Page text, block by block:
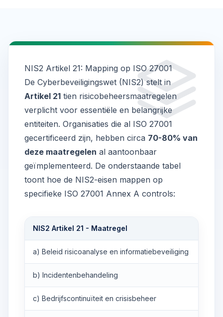
NIS2 Artikel 21: Mapping op ISO 27001
De Cyberbeveiligingswet (NIS2) stelt in
Artikel 21 tien risicobeheersmaatregelen
verplicht voor essentiële en belangrijke
entiteiten. Organisaties die al ISO 27001
gecertificeerd zijn, hebben circa 70-80% van
deze maatregelen al aantoonbaar
geïmplementeerd. De onderstaande tabel
toont hoe de NIS2-eisen mappen op
specifieke ISO 27001 Annex A controls:
NIS2 Artikel 21 - Maatregel
a) Beleid risicoanalyse en informatiebeveiliging
b) Incidentenbehandeling
c) Bedrijfscontinuïteit en crisisbeheer